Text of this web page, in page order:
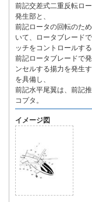
前記交差式二重反転ロ
発生部と、
前記ロータの回転のた
いて、ロータブレード
ッチをコントロールする
前記ロータブレードで
ンセルする揚力を発生
を具備し、
前記水平尾翼は、前記
コプタ。
イメージ図